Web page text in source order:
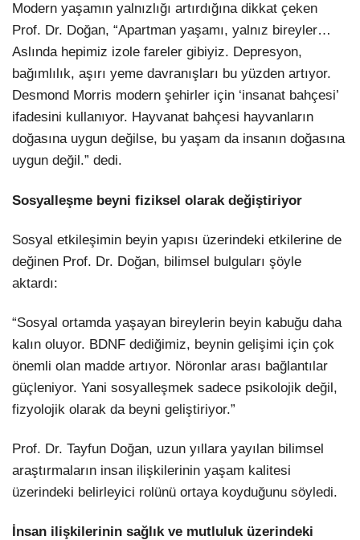
Modern yaşamın yalnızlığı artırdığına dikkat çeken
Prof. Dr. Doğan, “Apartman yaşamı, yalnız bireyler…
Aslında hepimiz izole fareler gibiyiz. Depresyon,
bağımlılık, aşırı yeme davranışları bu yüzden artıyor.
Desmond Morris modern şehirler için ‘insanat bahçesi’
ifadesini kullanıyor. Hayvanat bahçesi hayvanların
doğasına uygun değilse, bu yaşam da insanın doğasına
uygun değil.” dedi.
Sosyalleşme beyni fiziksel olarak değiştiriyor
Sosyal etkileşimin beyin yapısı üzerindeki etkilerine de
değinen Prof. Dr. Doğan, bilimsel bulguları şöyle
aktardı:
“Sosyal ortamda yaşayan bireylerin beyin kabuğu daha
kalın oluyor. BDNF dediğimiz, beynin gelişimi için çok
önemli olan madde artıyor. Nöronlar arası bağlantılar
güçleniyor. Yani sosyalleşmek sadece psikolojik değil,
fizyolojik olarak da beyni geliştiriyor.”
Prof. Dr. Tayfun Doğan, uzun yıllara yayılan bilimsel
araştırmaların insan ilişkilerinin yaşam kalitesi
üzerindeki belirleyici rolünü ortaya koyduğunu söyledi.
İnsan ilişkilerinin sağlık ve mutluluk üzerindeki